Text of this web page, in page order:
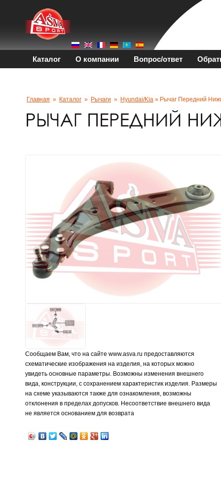
Каталог О компании Вопрос/ответ
Главная » Каталог » Рычаги » Hyundai/kia » Рычаг Передний
Сообщаем Вам, что на сайте www.asva.ru предоставляются
схематические изображения на изделия, на которых можно
увидеть основные параметры. Возможны изменения внешнего
вида, конструкции, с сохранением характеристик изделия. Размеры
на схеме указываются также для ознакомления, возможны
отклонения в пределах допусков. Несоответствие внешнего вида
не является основанием для возврата